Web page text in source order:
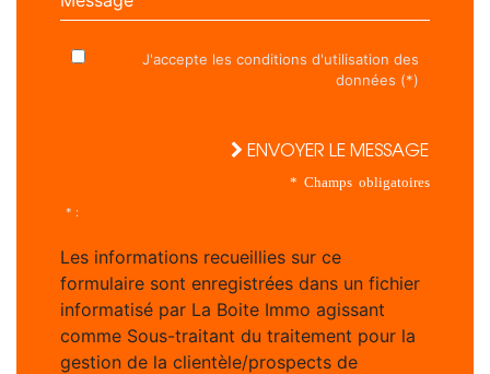
J'accepte les conditions d'utilisation des
données (*)
ENVOYER LE MESSAGE
* Champs obligatoires
* :
Les informations recueillies sur ce
formulaire sont enregistrées dans un fichier
informatisé par La Boite Immo agissant
comme Sous-traitant du traitement pour la
gestion de la clientèle/prospects de